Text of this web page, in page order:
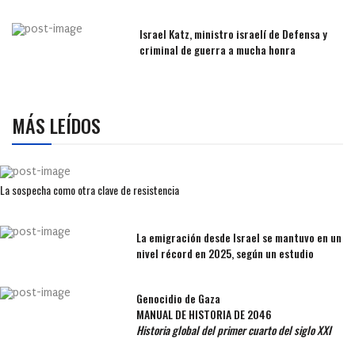
Israel Katz, ministro israelí de Defensa y
criminal de guerra a mucha honra
MÁS LEÍDOS
La sospecha como otra clave de resistencia
La emigración desde Israel se mantuvo en un
nivel récord en 2025, según un estudio
Genocidio de Gaza
MANUAL DE HISTORIA DE 2046
Historia global del primer cuarto del siglo XXI